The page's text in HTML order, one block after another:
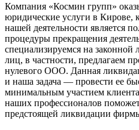
Компания «Космин групп»
юридические услуги в Кирове,
нашей деятельности является
процедуры прекращения
специализируемся на
лиц, в частности, предлагаем
нулевого ООО. Данная
и наша задача — провести ее
минимальным участием
наших профессионалов
предстоящей ликвидации